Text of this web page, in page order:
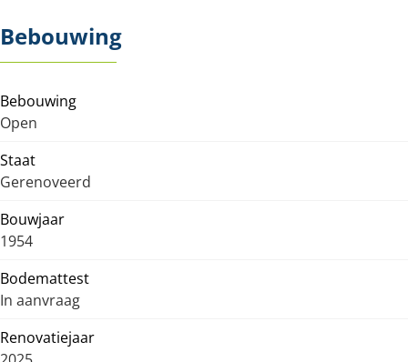
Bebouwing
Bebouwing
Open
Staat
Gerenoveerd
Bouwjaar
1954
Bodemattest
In aanvraag
Renovatiejaar